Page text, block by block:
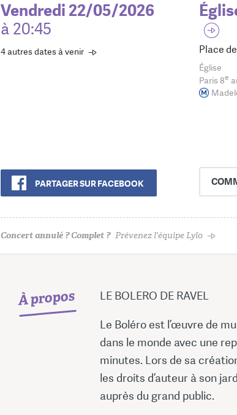
Vendredi 22/05/2026
à 20:45
4 autres dates à venir
PARTAGER SUR FACEBOOK
Place
Église
Paris 8e
Concert annulé ? Complet ? Prévenez l'équipe Lylo
À propos LE BOLERO DE RAVEL
Le Boléro est l’œuvre de
dans le monde avec une
minutes. Lors de sa
les droits d’auteur à son
auprès du grand public.